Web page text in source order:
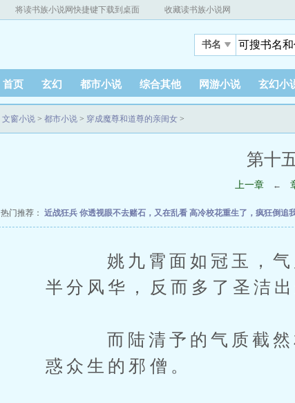
将读书族小说网快捷键下载到桌面 收藏读书族小说网
书名
首页 玄幻 都市小说 综合其他 网游小说 玄幻小
文窗小说 > 都市小说 > 穿成魔尊和道尊的亲闺女 >
第十
上一章 ←
热门推荐： 近战狂兵 你透视眼不去赌石，又在乱看 高冷校花重生了，疯狂倒追
姚九霄面如冠玉，气质
半分风华，反而多了圣洁出
而陆清予的气质截然相
惑众生的邪僧。